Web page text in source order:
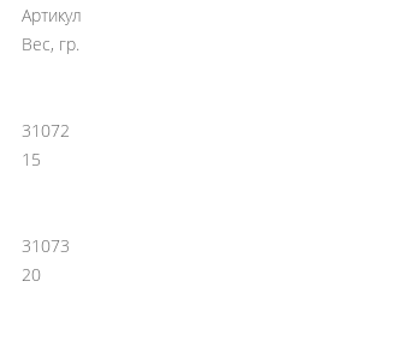
Артикул
Вес, гр.
31072
15
31073
20